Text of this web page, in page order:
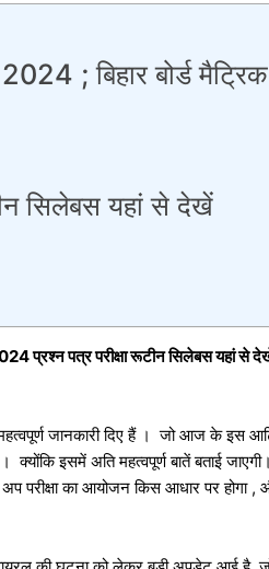
; बिहार बोर्ड
सिलेबस यहां से देखें
प्रश्न पत्र परीक्षा रूटीन सिलेबस यहां से
महत्वपूर्ण जानकारी दिए हैं । जो आज के इस
क्योंकि इसमें अति महत्वपूर्ण बातें बताई
का आयोजन किस आधार पर होगा ,